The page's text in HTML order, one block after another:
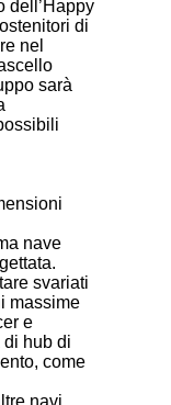
dell’Happy
di
nel
sarà
nave
svariati
massime
e
hub di
come
navi